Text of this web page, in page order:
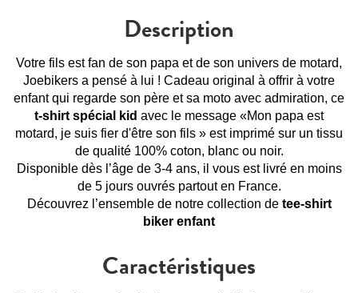
Description
Votre fils est fan de son papa et de son univers de motard,
Joebikers a pensé à lui ! Cadeau original à offrir à votre
enfant qui regarde son père et sa moto avec admiration, ce
t-shirt spécial kid avec le message «Mon papa est
motard, je suis fier d'être son fils » est imprimé sur un tissu
de qualité 100% coton, blanc ou noir.
Disponible dès l’âge de 3-4 ans, il vous est livré en moins
de 5 jours ouvrés partout en France.
Découvrez l’ensemble de notre collection de tee-shirt
biker enfant
Caractéristiques